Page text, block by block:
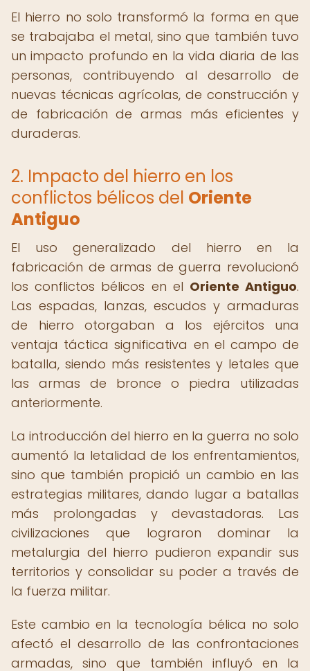
El hierro no solo transformó la forma en que
se trabajaba el metal, sino que también tuvo
un impacto profundo en la vida diaria de las
personas, contribuyendo al desarrollo de
nuevas técnicas agrícolas, de construcción y
de fabricación de armas más eficientes y
duraderas.
2. Impacto del hierro en los
conflictos bélicos del Oriente
Antiguo
El uso generalizado del hierro en la
fabricación de armas de guerra revolucionó
los conflictos bélicos en el Oriente Antiguo.
Las espadas, lanzas, escudos y armaduras
de hierro otorgaban a los ejércitos una
ventaja táctica significativa en el campo de
batalla, siendo más resistentes y letales que
las armas de bronce o piedra utilizadas
anteriormente.
La introducción del hierro en la guerra no solo
aumentó la letalidad de los enfrentamientos,
sino que también propició un cambio en las
estrategias militares, dando lugar a batallas
más prolongadas y devastadoras. Las
civilizaciones que lograron dominar la
metalurgia del hierro pudieron expandir sus
territorios y consolidar su poder a través de
la fuerza militar.
Este cambio en la tecnología bélica no solo
afectó el desarrollo de las confrontaciones
armadas, sino que también influyó en la